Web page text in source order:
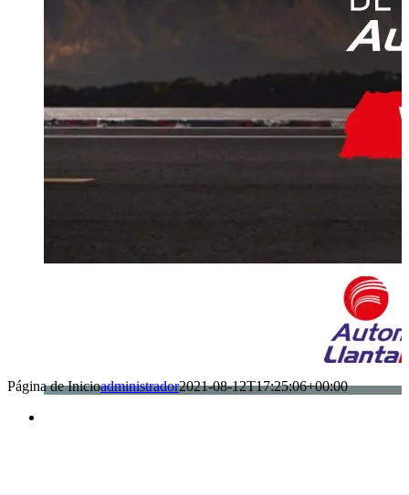
Página de Inicioadministrador2021-08-12T17:25:06+00:00